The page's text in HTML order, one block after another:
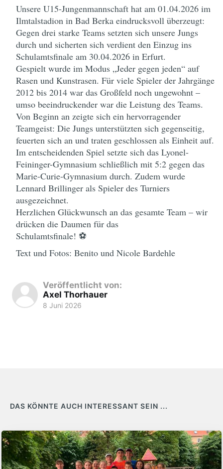
Unsere U15-Jungenmannschaft hat am 01.04.2026 im
Ilmtalstadion in Bad Berka eindrucksvoll überzeugt:
Gegen drei starke Teams setzten sich unsere Jungs
durch und sicherten sich verdient den Einzug ins
Schulamtsfinale am 30.04.2026 in Erfurt.
Gespielt wurde im Modus „Jeder gegen jeden“ auf
Rasen und Kunstrasen. Für viele Spieler der Jahrgänge
2012 bis 2014 war das Großfeld noch ungewohnt –
umso beeindruckender war die Leistung des Teams.
Von Beginn an zeigte sich ein hervorragender
Teamgeist: Die Jungs unterstützten sich gegenseitig,
feuerten sich an und traten geschlossen als Einheit auf.
Im entscheidenden Spiel setzte sich das Lyonel-
Feininger-Gymnasium schließlich mit 5:2 gegen das
Marie-Curie-Gymnasium durch. Zudem wurde
Lennard Brillinger als Spieler des Turniers
ausgezeichnet.
Herzlichen Glückwunsch an das gesamte Team – wir
drücken die Daumen für das
Schulamtsfinale! ⚽
Text und Fotos: Benito und Nicole Bardehle
Veröffentlicht von:
Axel Thorhauer
8 Juni 2026
DAS KÖNNTE AUCH INTERESSANT SEIN ...